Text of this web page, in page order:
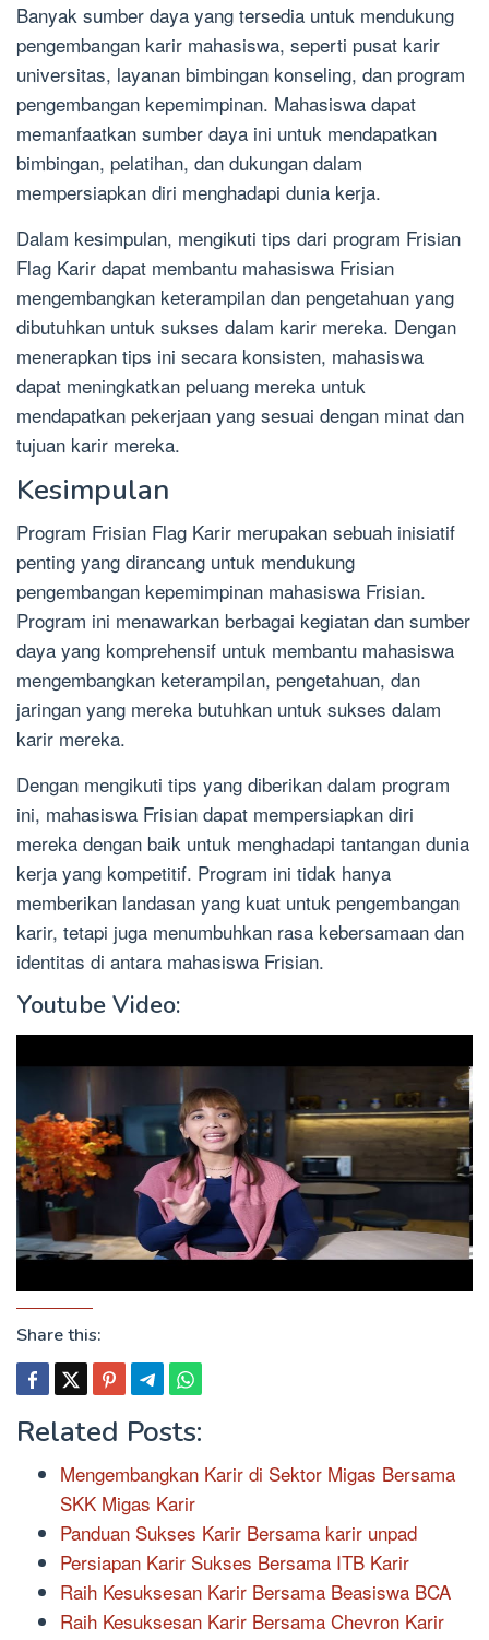
Banyak sumber daya yang tersedia untuk mendukung
pengembangan karir mahasiswa, seperti pusat karir
universitas, layanan bimbingan konseling, dan program
pengembangan kepemimpinan. Mahasiswa dapat
memanfaatkan sumber daya ini untuk mendapatkan
bimbingan, pelatihan, dan dukungan dalam
mempersiapkan diri menghadapi dunia kerja.
Dalam kesimpulan, mengikuti tips dari program Frisian
Flag Karir dapat membantu mahasiswa Frisian
mengembangkan keterampilan dan pengetahuan yang
dibutuhkan untuk sukses dalam karir mereka. Dengan
menerapkan tips ini secara konsisten, mahasiswa
dapat meningkatkan peluang mereka untuk
mendapatkan pekerjaan yang sesuai dengan minat dan
tujuan karir mereka.
Kesimpulan
Program Frisian Flag Karir merupakan sebuah inisiatif
penting yang dirancang untuk mendukung
pengembangan kepemimpinan mahasiswa Frisian.
Program ini menawarkan berbagai kegiatan dan sumber
daya yang komprehensif untuk membantu mahasiswa
mengembangkan keterampilan, pengetahuan, dan
jaringan yang mereka butuhkan untuk sukses dalam
karir mereka.
Dengan mengikuti tips yang diberikan dalam program
ini, mahasiswa Frisian dapat mempersiapkan diri
mereka dengan baik untuk menghadapi tantangan dunia
kerja yang kompetitif. Program ini tidak hanya
memberikan landasan yang kuat untuk pengembangan
karir, tetapi juga menumbuhkan rasa kebersamaan dan
identitas di antara mahasiswa Frisian.
Youtube Video:
Share this:
Related Posts:
Mengembangkan Karir di Sektor Migas Bersama
SKK Migas Karir
Panduan Sukses Karir Bersama karir unpad
Persiapan Karir Sukses Bersama ITB Karir
Raih Kesuksesan Karir Bersama Beasiswa BCA
Raih Kesuksesan Karir Bersama Chevron Karir